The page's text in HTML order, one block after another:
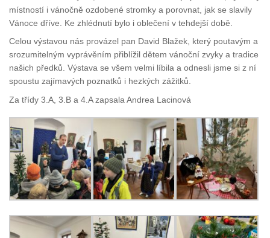
místností i vánočně ozdobené stromky a porovnat, jak se slavily
Vánoce dříve. Ke zhlédnutí bylo i oblečení v tehdejší době.
Celou výstavou nás provázel pan David Blažek, který poutavým a
srozumitelným vyprávěním přiblížil dětem vánoční zvyky a tradice
našich předků. Výstava se všem velmi líbila a odnesli jsme si z ní
spoustu zajímavých poznatků i hezkých zážitků.
Za třídy 3.A, 3.B a 4.A zapsala Andrea Lacinová